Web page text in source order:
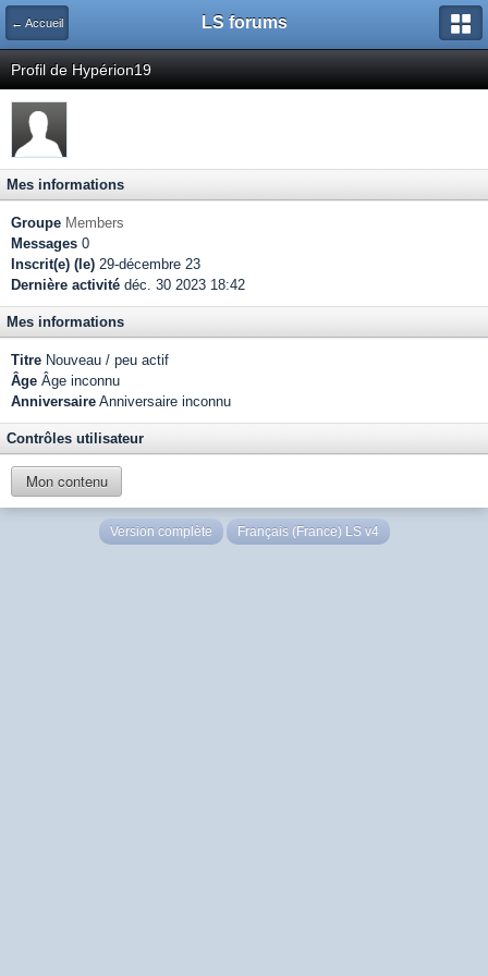
← Accueil LS forums
Profil de Hypérion19
Mes informations
Groupe Members
Messages 0
Inscrit(e) (le) 29-décembre 23
Dernière activité déc. 30 2023 18:42
Mes informations
Titre Nouveau / peu actif
Âge Âge inconnu
Anniversaire Anniversaire inconnu
Contrôles utilisateur
Mon contenu
Version complète Français (France) LS v4